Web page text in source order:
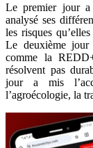
Le premier jour a
analysé ses
les risques
Le deuxième jour
comme la
résolvent pas
jour a mis
l’agroécologie, la